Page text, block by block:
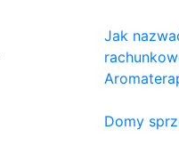
Jak
Domy